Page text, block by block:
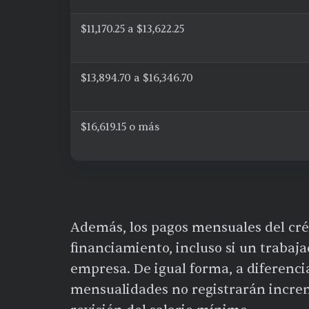
$11,170.25 a $13,622.25
$13,894.70 a $16,346.70
$16,619.15 o más
Además, los pagos mensuales del
financiamiento, incluso si un
empresa. De igual forma, a
mensualidades no registrarán